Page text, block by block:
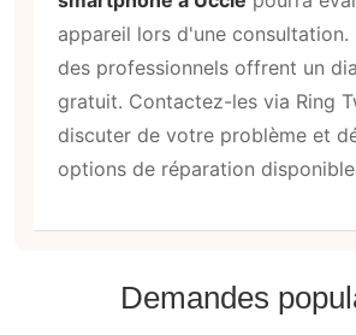
appareil lors d'une consultation.
des professionnels offrent un
gratuit. Contactez-les via Ring
discuter de votre problème et
options de réparation
Demandes